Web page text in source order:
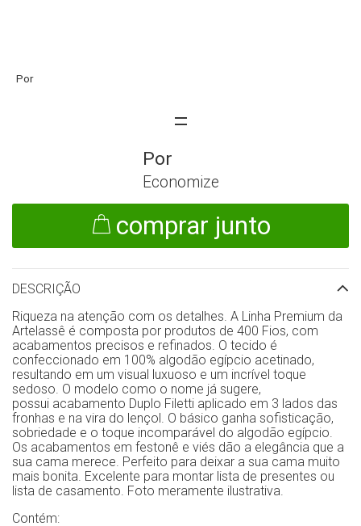
Economize
comprar junto
DESCRIÇÃO
Riqueza na atenção com os detalhes. A Linha Premium da
Artelassê é composta por produtos de 400 Fios, com
acabamentos precisos e refinados. O tecido é
confeccionado em 100% algodão egípcio acetinado,
resultando em um visual luxuoso e um incrível toque
sedoso. O modelo como o nome já sugere,
possui acabamento Duplo Filetti aplicado em 3 lados das
fronhas e na vira do lençol. O básico ganha sofisticação,
sobriedade e o toque incomparável do algodão egípcio.
Os acabamentos em festonê e viés dão a elegância que a
sua cama merece. Perfeito para deixar a sua cama muito
mais bonita. Excelente para montar lista de presentes ou
lista de casamento. Foto meramente ilustrativa.
Contém: